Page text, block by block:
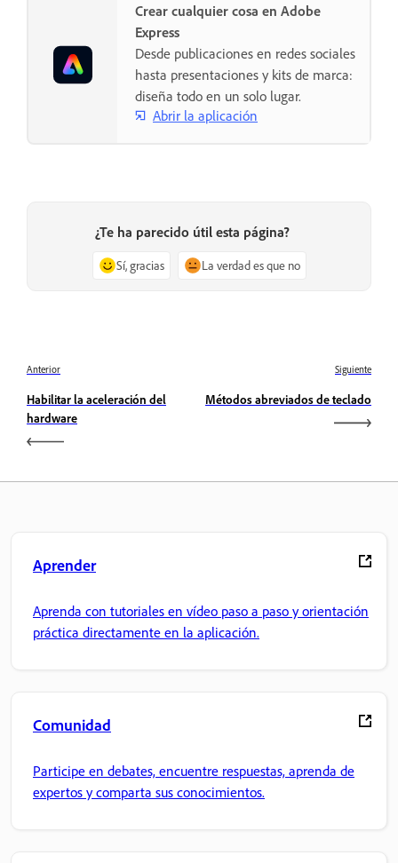
Crear cualquier cosa en Adobe
Express
Desde publicaciones en redes sociales
hasta presentaciones y kits de marca:
diseña todo en un solo lugar.
Abrir la aplicación
¿Te ha parecido útil esta página?
Sí, gracias La verdad es que no
Anterior
Habilitar la aceleración del
hardware
Siguiente
Métodos abreviados de teclado
Aprender
Aprenda con tutoriales en vídeo paso a paso y orientación
práctica directamente en la aplicación.
Comunidad
Participe en debates, encuentre respuestas, aprenda de
expertos y comparta sus conocimientos.